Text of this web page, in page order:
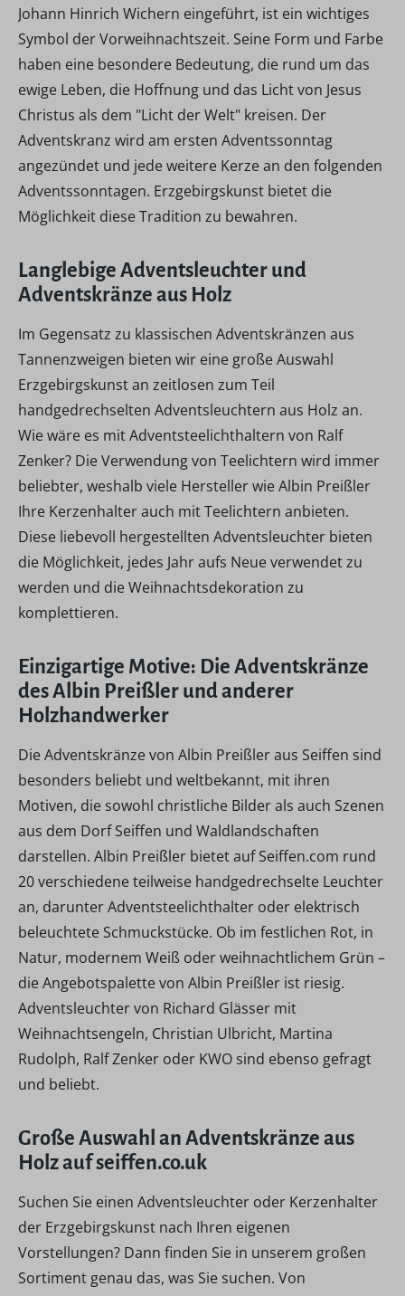
Johann Hinrich Wichern eingeführt, ist ein wichtiges
Symbol der Vorweihnachtszeit. Seine Form und Farbe
haben eine besondere Bedeutung, die rund um das
ewige Leben, die Hoffnung und das Licht von Jesus
Christus als dem "Licht der Welt" kreisen. Der
Adventskranz wird am ersten Adventssonntag
angezündet und jede weitere Kerze an den folgenden
Adventssonntagen. Erzgebirgskunst bietet die
Möglichkeit diese Tradition zu bewahren.
Langlebige Adventsleuchter und
Adventskränze aus Holz
Im Gegensatz zu klassischen Adventskränzen aus
Tannenzweigen bieten wir eine große Auswahl
Erzgebirgskunst an zeitlosen zum Teil
handgedrechselten Adventsleuchtern aus Holz an.
Wie wäre es mit Adventsteelichthaltern von Ralf
Zenker? Die Verwendung von Teelichtern wird immer
beliebter, weshalb viele Hersteller wie Albin Preißler
Ihre Kerzenhalter auch mit Teelichtern anbieten.
Diese liebevoll hergestellten Adventsleuchter bieten
die Möglichkeit, jedes Jahr aufs Neue verwendet zu
werden und die Weihnachtsdekoration zu
komplettieren.
Einzigartige Motive: Die Adventskränze
des Albin Preißler und anderer
Holzhandwerker
Die Adventskränze von Albin Preißler aus Seiffen sind
besonders beliebt und weltbekannt, mit ihren
Motiven, die sowohl christliche Bilder als auch Szenen
aus dem Dorf Seiffen und Waldlandschaften
darstellen. Albin Preißler bietet auf Seiffen.com rund
20 verschiedene teilweise handgedrechselte Leuchter
an, darunter Adventsteelichthalter oder elektrisch
beleuchtete Schmuckstücke. Ob im festlichen Rot, in
Natur, modernem Weiß oder weihnachtlichem Grün –
die Angebotspalette von Albin Preißler ist riesig.
Adventsleuchter von Richard Glässer mit
Weihnachtsengeln, Christian Ulbricht, Martina
Rudolph, Ralf Zenker oder KWO sind ebenso gefragt
und beliebt.
Große Auswahl an Adventskränze aus
Holz auf seiffen.co.uk
Suchen Sie einen Adventsleuchter oder Kerzenhalter
der Erzgebirgskunst nach Ihren eigenen
Vorstellungen? Dann finden Sie in unserem großen
Sortiment genau das, was Sie suchen. Von